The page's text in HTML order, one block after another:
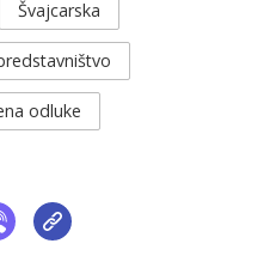
Švajcarska
odluke